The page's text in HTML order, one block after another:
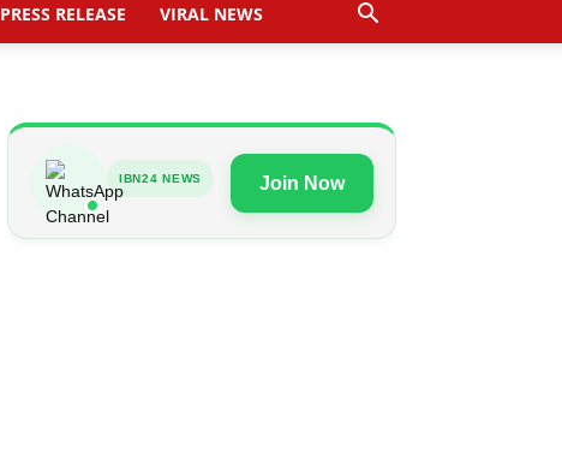
PRESS RELEASE VIRAL NEWS
IBN24 NEWS Join Now